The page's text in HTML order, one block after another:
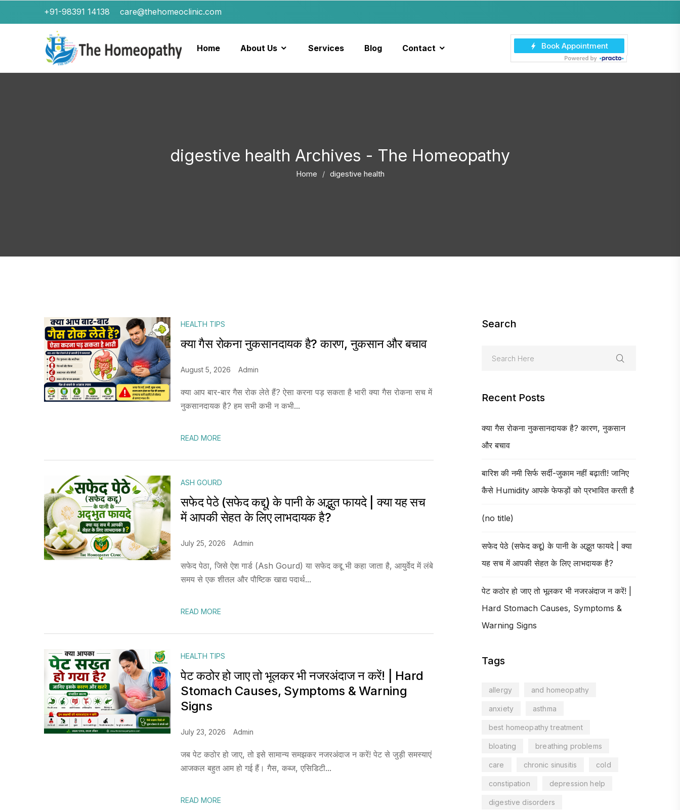
+91-98391 14138 care@thehomeoclinic.com
Home About Us Services Blog Contact
digestive health Archives - The Homeopathy
Home digestive health
Search
Recent Posts
क्या गैस रोकना नुकसानदायक है? कारण, नुकसान
और बचाव
बारिश की नमी सिर्फ सर्दी-जुकाम नहीं बढ़ाती! जानिए
कैसे Humidity आपके फेफड़ों को प्रभावित करती है
(no title)
सफेद पेठे (सफेद कद्दू) के पानी के अद्भुत फायदे | क्या
यह सच में आपकी सेहत के लिए लाभदायक है?
पेट कठोर हो जाए तो भूलकर भी नजरअंदाज न करें! |
Hard Stomach Causes, Symptoms &
Warning Signs
Tags
allergy and homeopathy
anxiety asthma
best homeopathy treatment
bloating breathing problems
care chronic sinusitis cold
constipation depression help
digestive disorders
HEALTH TIPS
क्या गैस रोकना नुकसानदायक है? कारण, नुकसान और बचाव
August 5, 2026 Admin
क्या आप बार-बार गैस रोक लेते हैं? ऐसा करना पड़ सकता है भारी क्या गैस रोकना सच में
नुकसानदायक है? हम सभी कभी न कभी...
READ MORE
ASH GOURD
सफेद पेठे (सफेद कद्दू) के पानी के अद्भुत फायदे | क्या यह सच
में आपकी सेहत के लिए लाभदायक है?
July 25, 2026 Admin
सफेद पेठा, जिसे ऐश गार्ड (Ash Gourd) या सफेद कद्दू भी कहा जाता है, आयुर्वेद में लंबे
समय से एक शीतल और पौष्टिक खाद्य पदार्थ...
READ MORE
HEALTH TIPS
पेट कठोर हो जाए तो भूलकर भी नजरअंदाज न करें! | Hard
Stomach Causes, Symptoms & Warning
Signs
July 23, 2026 Admin
जब पेट कठोर हो जाए, तो इसे सामान्य समझकर नजरअंदाज न करें! पेट से जुड़ी समस्याएं
आजकल बहुत आम हो गई हैं। गैस, कब्ज, एसिडिटी...
READ MORE